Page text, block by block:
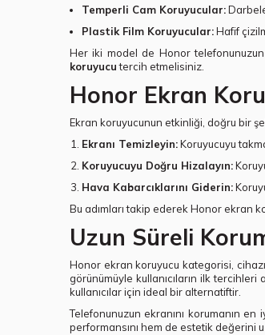
Temperli Cam Koruyucular:
Plastik Film Koruyucular:Hafif
Her iki model de Honor
koruyucutercih etmelisiniz.
Honor Ekran
Ekran koruyucunun etkinliği, doğru bir
Ekranı Temizleyin:Koruyucuyu
Koruyucuyu Doğru Hizalayın:
Hava Kabarcıklarını Giderin:
Bu adımları takip ederek Honor ekran
Uzun Süreli
Honor ekran koruyucu kategorisi,
görünümüyle kullanıcıların ilk
kullanıcılar için ideal bir alternatiftir.
Telefonunuzun ekranını korumanın
performansını hem de estetik değerini